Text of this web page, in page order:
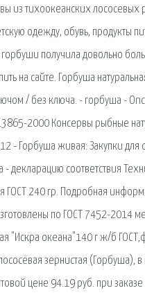
из тихоокеанских лососевых
одежду, обувь, продукты
горбуши получила довольно
на сайте. Горбуша
/ без ключа. - горбуша -
2000 Консервы рыбные
- Горбуша живая: Закупки для
- декларацию соответствия
ГОСТ 240 гр. Подробная
по ГОСТ 7452-2014
"Искра океана"140 г ж/б
зернистая (Горбуша),
цене 94.19 руб. при